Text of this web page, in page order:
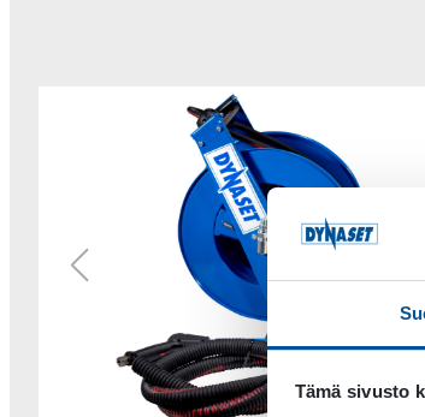
Tämä sivusto